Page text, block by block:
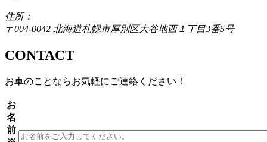
住所：
〒004-0042 北海道札幌市厚別区大谷地西１丁目3番5号
CONTACT
お車のことならお気軽にご連絡ください！
お
名
前